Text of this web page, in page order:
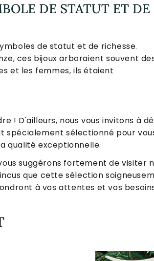
DE STATUT ET DE
de statut et de richesse.
ces bijoux arboraient souvent
et les femmes, ils étaient
! D'ailleurs, nous vous invitons à
spécialement sélectionné pour
qualité exceptionnelle.
suggérons fortement de visiter
que cette sélection
à vos attentes et vos